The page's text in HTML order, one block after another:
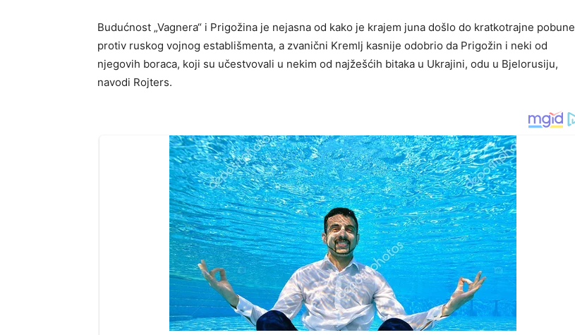
Budućnost „Vagnera“ i Prigožina je nejasna od kako je krajem juna došlo do kratkotrajne pobune
protiv ruskog vojnog establišmenta, a zvanični Kremlj kasnije odobrio da Prigožin i neki od
njegovih boraca, koji su učestvovali u nekim od najžešćih bitaka u Ukrajini, odu u Bjelorusiju,
navodi Rojters.